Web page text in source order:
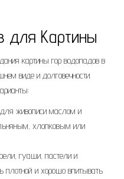
для Картины
картины гор водопадов в
виде и долговечности.
живописи маслом и
хлопковым или
гуаши, пастели и
и хорошо впитывать